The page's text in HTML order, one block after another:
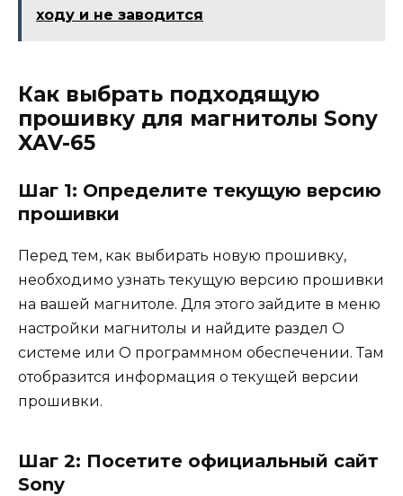
ходу и не заводится
Как выбрать подходящую
прошивку для магнитолы Sony
XAV-65
Шаг 1: Определите текущую версию
прошивки
Перед тем, как выбирать новую прошивку,
необходимо узнать текущую версию прошивки
на вашей магнитоле. Для этого зайдите в меню
настройки магнитолы и найдите раздел О
системе или О программном обеспечении. Там
отобразится информация о текущей версии
прошивки.
Шаг 2: Посетите официальный сайт
Sony